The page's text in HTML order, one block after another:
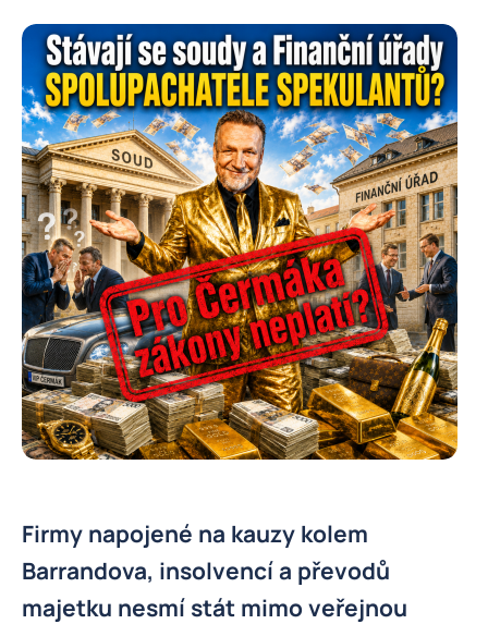
Firmy napojené na kauzy kolem
Barrandova, insolvencí a převodů
majetku nesmí stát mimo veřejnou